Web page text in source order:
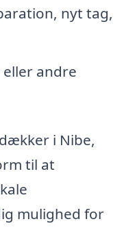
nyt tag,
andre
i Nibe,
til at
mulighed for